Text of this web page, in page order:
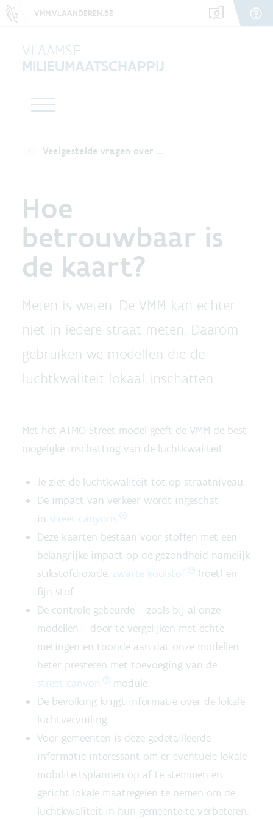
VMM.VLAANDEREN.BE
VLAAMSE
MILIEUMAATSCHAPPIJ
Veelgestelde vragen over …
Hoe
betrouwbaar is
de kaart?
Meten is weten. De VMM kan echter
niet in iedere straat meten. Daarom
gebruiken we modellen die de
luchtkwaliteit lokaal inschatten.
Met het ATMO-Street model geeft de VMM de best
mogelijke inschatting van de luchtkwaliteit:
Je ziet de luchtkwaliteit tot op straatniveau.
De impact van verkeer wordt ingeschat
in street canyons
.
Deze kaarten bestaan voor stoffen met een
belangrijke impact op de gezondheid namelijk
stikstofdioxide, zwarte koolstof
(roet) en
fijn stof.
De controle gebeurde – zoals bij al onze
modellen – door te vergelijken met echte
metingen en toonde aan dat onze modellen
beter presteren met toevoeging van de
street canyon
module.
De bevolking krijgt informatie over de lokale
luchtvervuiling.
Voor gemeenten is deze gedetailleerde
informatie interessant om er eventuele lokale
mobiliteitsplannen op af te stemmen en
gericht lokale maatregelen te nemen om de
luchtkwaliteit in hun gemeente te verbeteren.